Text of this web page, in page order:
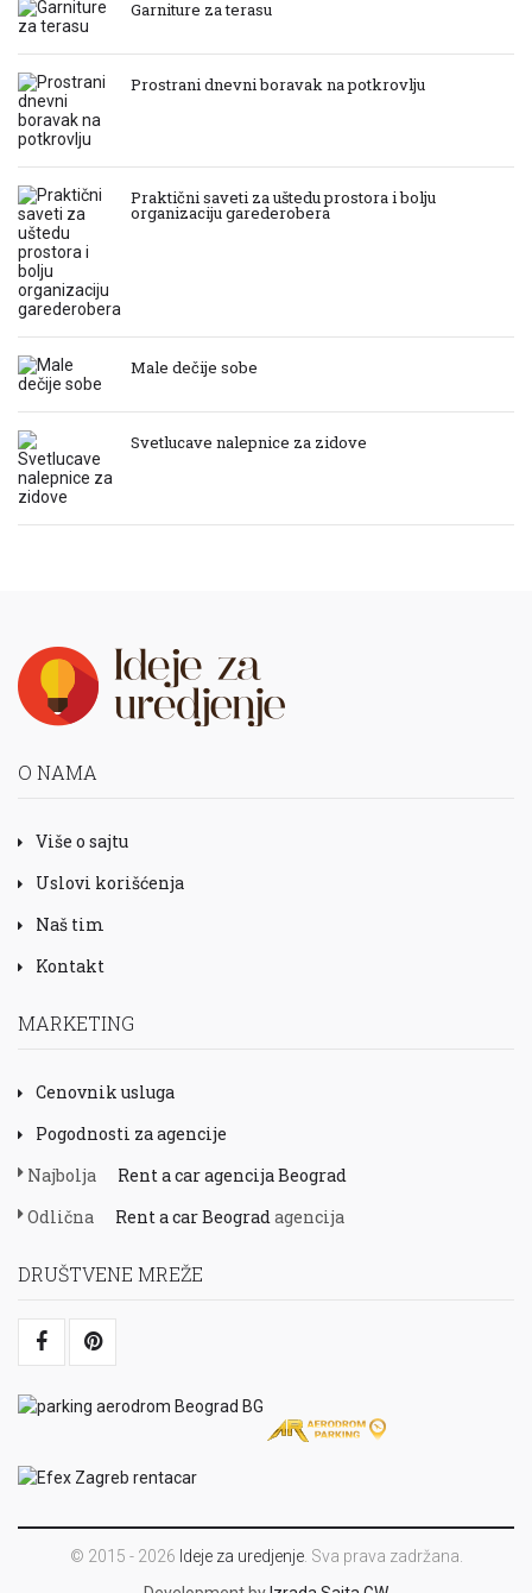
Garniture za terasu
Prostrani dnevni boravak na potkrovlju
Praktični saveti za uštedu prostora i bolju
organizaciju garederobera
Male dečije sobe
Svetlucave nalepnice za zidove
O NAMA
Više o sajtu
Uslovi korišćenja
Naš tim
Kontakt
MARKETING
Cenovnik usluga
Pogodnosti za agencije
Najbolja
Rent a car agencija Beograd
Odlična
Rent a car Beogradagencija
DRUŠTVENE MREŽE
© 2015 - 2026 Ideje za uredjenje. Sva prava zadržana.